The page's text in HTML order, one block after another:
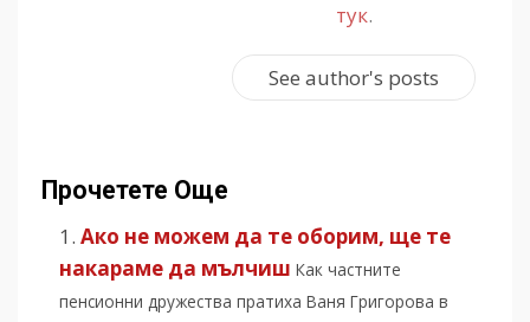
тук.
See author's posts
Прочетете Още
Ако не можем да те оборим, ще те
накараме да мълчиш Как частните
пенсионни дружества пратиха Ваня Григорова в